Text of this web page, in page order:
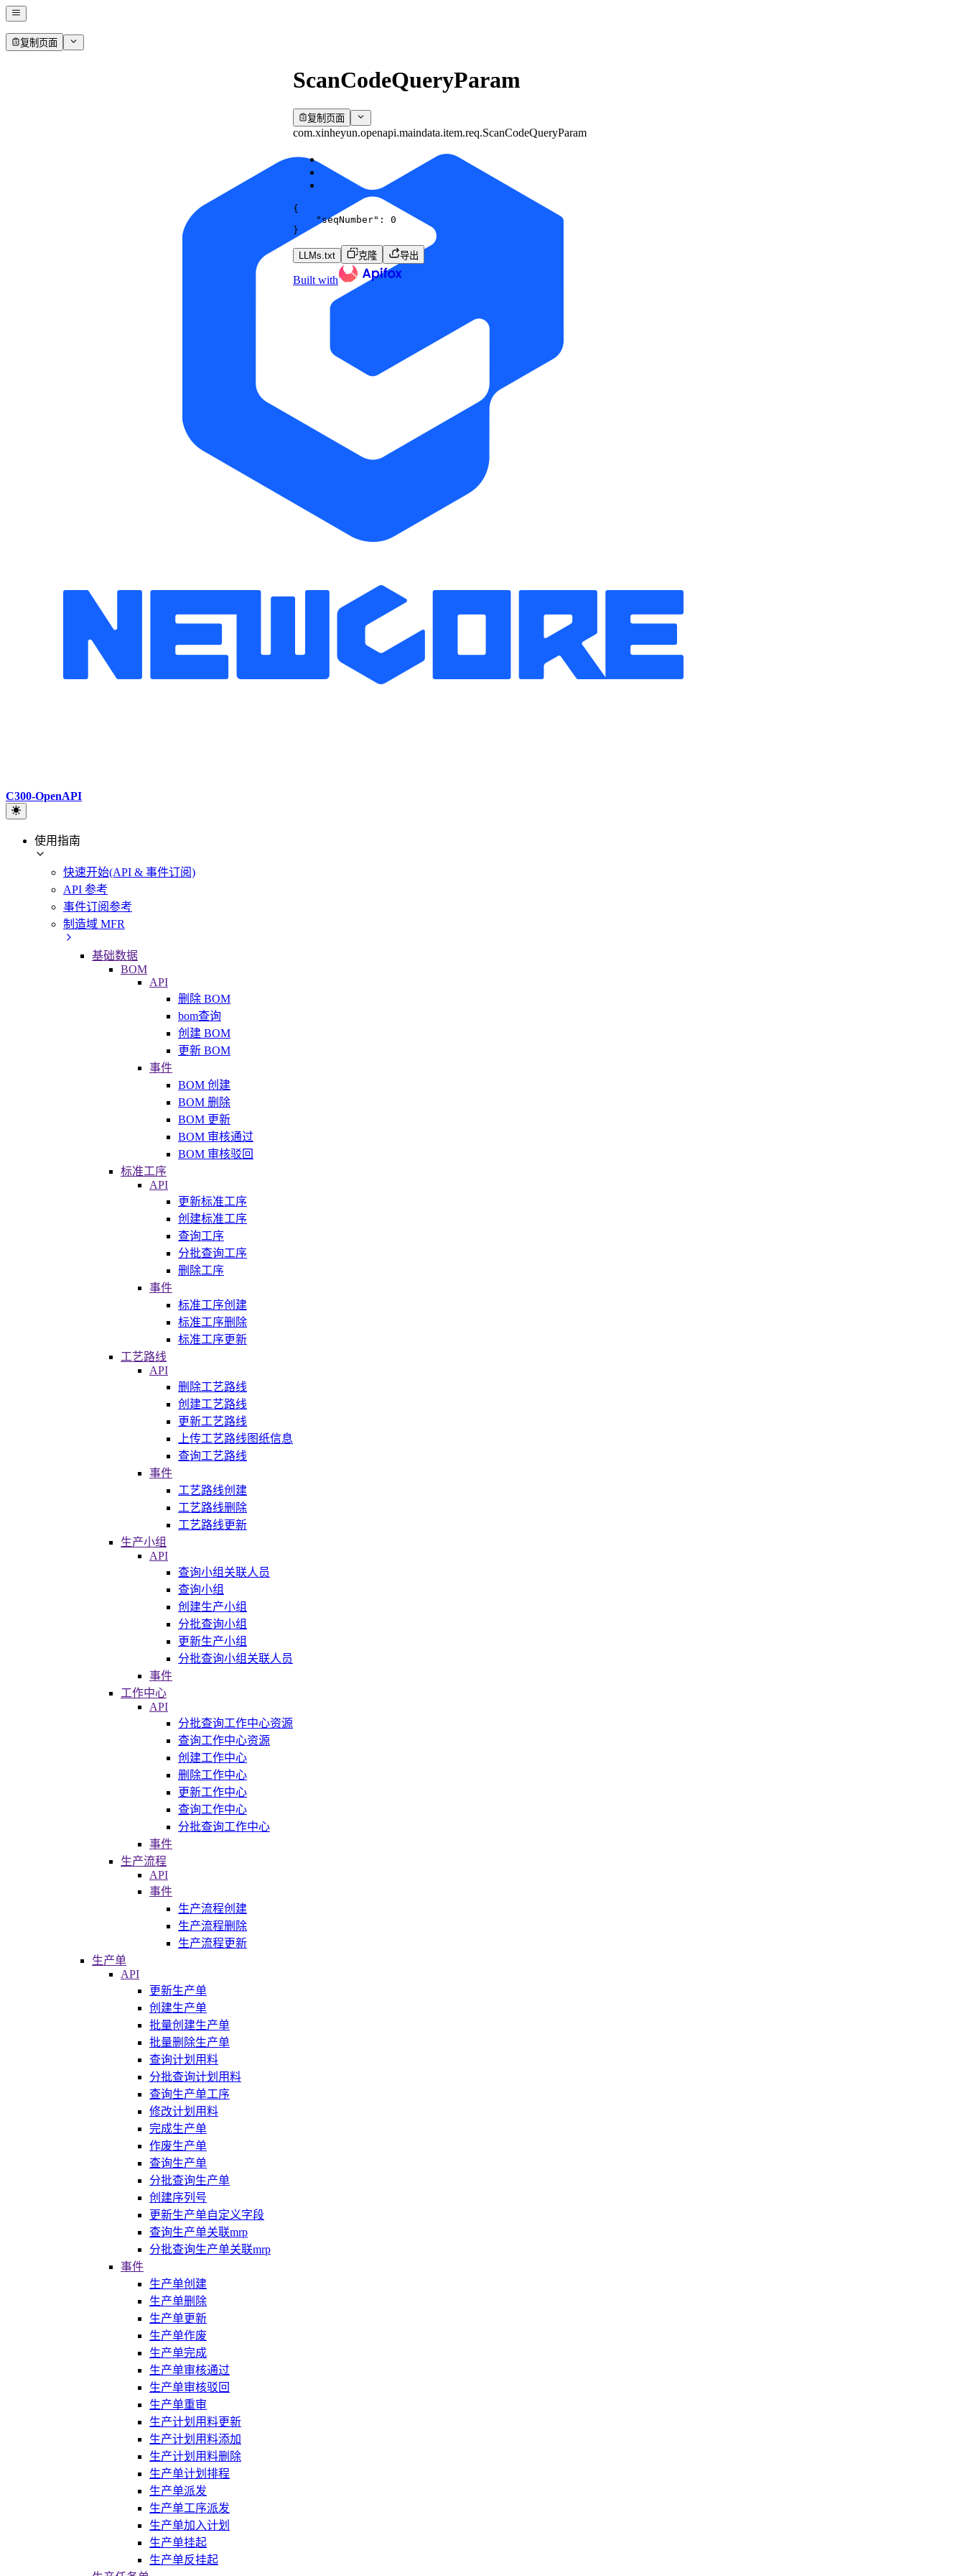
复制页面
C300-OpenAPI
使用指南
快速开始(API & 事件订阅)
API 参考
事件订阅参考
制造域 MFR
基础数据
BOM
API
删除 BOM
bom查询
创建 BOM
更新 BOM
事件
BOM 创建
BOM 删除
BOM 更新
BOM 审核通过
BOM 审核驳回
标准工序
API
更新标准工序
创建标准工序
查询工序
分批查询工序
删除工序
事件
标准工序创建
标准工序删除
标准工序更新
工艺路线
API
删除工艺路线
创建工艺路线
更新工艺路线
上传工艺路线图纸信息
查询工艺路线
事件
工艺路线创建
工艺路线删除
工艺路线更新
生产小组
API
查询小组关联人员
查询小组
创建生产小组
分批查询小组
更新生产小组
分批查询小组关联人员
事件
工作中心
API
分批查询工作中心资源
查询工作中心资源
创建工作中心
删除工作中心
更新工作中心
查询工作中心
分批查询工作中心
事件
生产流程
API
事件
生产流程创建
生产流程删除
生产流程更新
生产单
API
更新生产单
创建生产单
批量创建生产单
批量删除生产单
查询计划用料
分批查询计划用料
查询生产单工序
修改计划用料
完成生产单
作废生产单
查询生产单
分批查询生产单
创建序列号
更新生产单自定义字段
查询生产单关联mrp
分批查询生产单关联mrp
事件
生产单创建
生产单删除
生产单更新
生产单作废
生产单完成
生产单审核通过
生产单审核驳回
生产单重审
生产计划用料更新
生产计划用料添加
生产计划用料删除
生产单计划排程
生产单派发
生产单工序派发
生产单加入计划
生产单挂起
生产单反挂起
ScanCodeQueryParam
复制页面
com.xinheyun.openapi.maindata.item.req.ScanCodeQueryParam
{
"seqNumber" :
0
}
LLMs.txt 克隆 导出
Built with